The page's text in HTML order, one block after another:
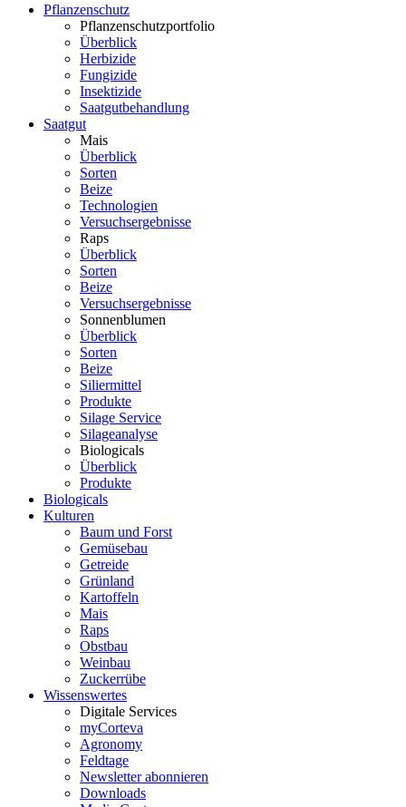
Pflanzenschutz
Pflanzenschutzportfolio
Überblick
Herbizide
Fungizide
Insektizide
Saatgutbehandlung
Saatgut
Mais
Überblick
Sorten
Beize
Technologien
Versuchsergebnisse
Raps
Überblick
Sorten
Beize
Versuchsergebnisse
Sonnenblumen
Überblick
Sorten
Beize
Siliermittel
Produkte
Silage Service
Silageanalyse
Biologicals
Überblick
Produkte
Biologicals
Kulturen
Baum und Forst
Gemüsebau
Getreide
Grünland
Kartoffeln
Mais
Raps
Obstbau
Weinbau
Zuckerrübe
Wissenswertes
Digitale Services
myCorteva
Agronomy
Feldtage
Newsletter abonnieren
Downloads